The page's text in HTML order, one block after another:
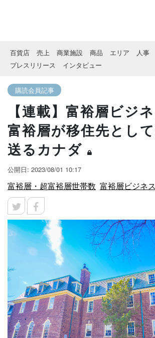
百貨店 売上 商業施設 商品 エリア 人事
プレスリリース
インタビュー
購読会員記事
【連載】富裕層ビジ
富裕層が移住先とし
送るカナダ
公開日: 2023/08/01 10:17
富裕層・超富裕層世帯数 富裕層ビジネ